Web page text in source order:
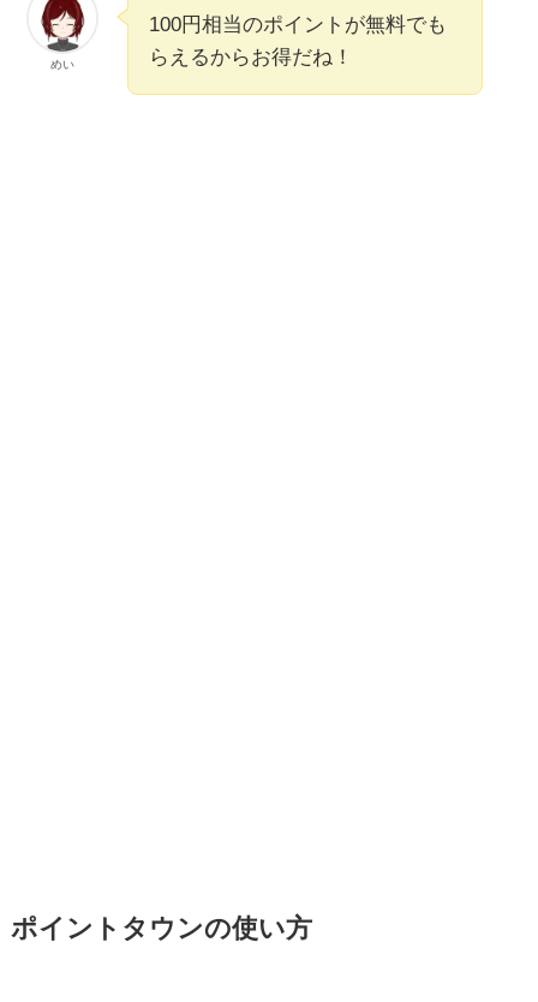
めい
100円相当のポイントが無料でも
らえるからお得だね！
ポイントタウンの使い方